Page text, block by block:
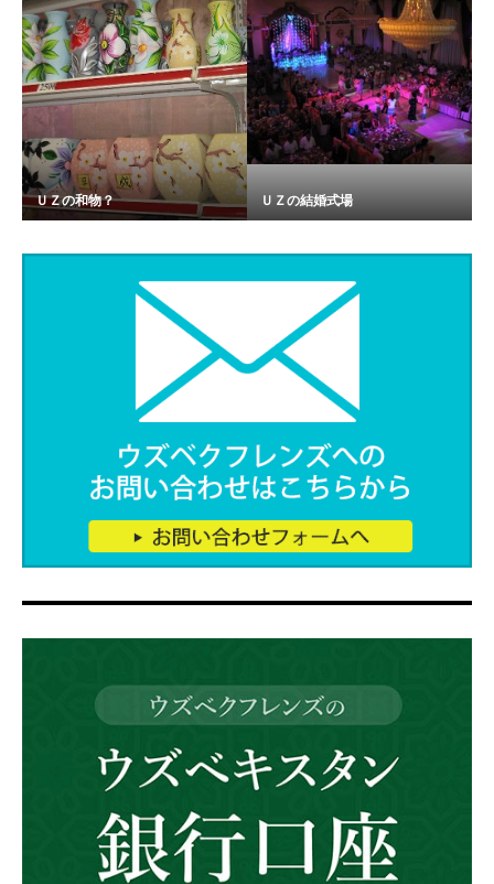
ＵＺの和物？ ＵＺの結婚式場